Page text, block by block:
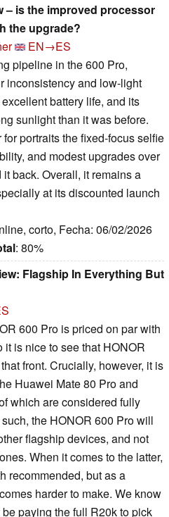
– is the improved processor
the upgrade?
EN→ES
pipeline in the 600 Pro,
inconsistency and low-light
battery life, and its
sunlight than it was before.
portraits the fixed-focus selfie
and modest upgrades over
back. Overall, it remains a
at its discounted launch
corto, Fecha: 06/02/2026
: 80%
Flagship In Everything But
600 Pro is priced on par with
is nice to see that HONOR
front. Crucially, however, it is
Huawei Mate 80 Pro and
which are considered fully
the HONOR 600 Pro will
flagship devices, and not
When it comes to the latter,
recommended, but as a
harder to make. We know
paying the full R20k to pick